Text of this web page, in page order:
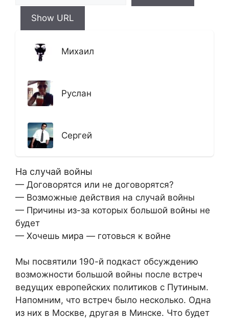
Show URL
Михаил
Руслан
Сергей
На случай войны
— Договорятся или не договорятся?
— Возможные действия на случай войны
— Причины из-за которых большой войны не
будет
— Хочешь мира — готовься к войне
Мы посвятили 190-й подкаст обсуждению
возможности большой войны после встреч
ведущих европейских политиков с Путиным.
Напомним, что встреч было несколько. Одна
из них в Москве, другая в Минске. Что будет